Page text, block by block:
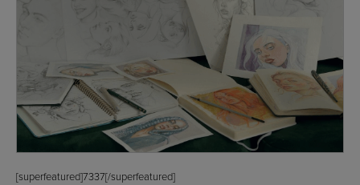
[superfeatured]7337[/superfeatured]